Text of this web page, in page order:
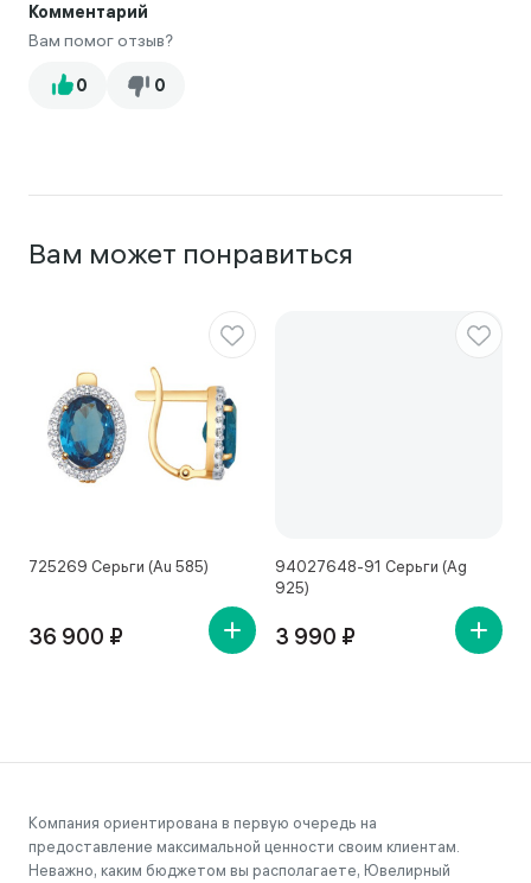
Комментарий
Вам помог отзыв?
Вам может понравиться
725269 Серьги (Au 585)
36 900 ₽
94027648-91 Серьги (Ag
925)
3 990 ₽
Компания ориентирована в первую очередь на
предоставление максимальной ценности своим клиентам.
Неважно, каким бюджетом вы располагаете, Ювелирный